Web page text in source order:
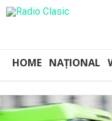
HOME NAȚIONAL